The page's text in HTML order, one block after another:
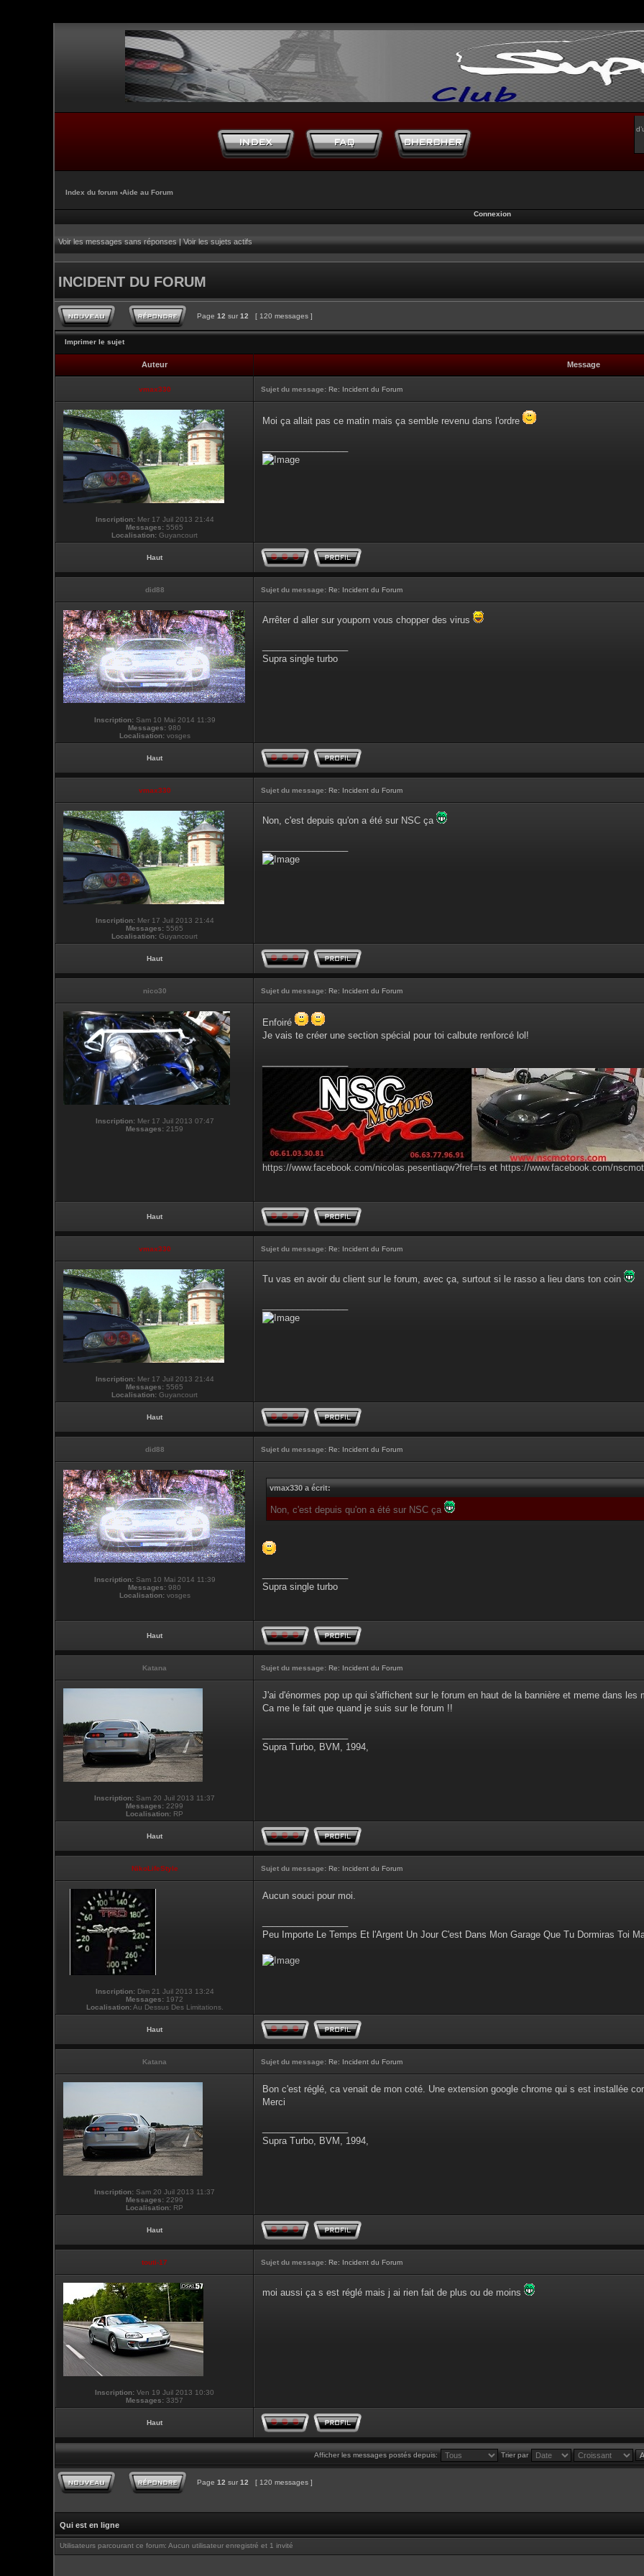
Index du forum ‹Aide au Forum
Connexion
Voir les messages sans réponses|Voir les sujets actifs
INCIDENT DU FORUM
Page 12 sur 12 [ 120 messages ]
Imprimer le sujet
Auteur Message
vmax330 Sujet du message: Re: Incident du Forum
Inscription:Mer 17 Juil 2013 21:44
Messages: 5565
Localisation: Guyancourt
Moi ça allait pas ce matin mais ça semble revenu dans l'ordre
Haut
did88 Sujet du message: Re: Incident du Forum
Inscription:Sam 10 Mai 2014 11:39
Messages: 980
Localisation:vosges
Arrêter d aller sur youporn vous chopper des virus
Supra single turbo
Haut
vmax330 Sujet du message: Re: Incident du Forum
Inscription:Mer 17 Juil 2013 21:44
Messages: 5565
Localisation: Guyancourt
Non, c'est depuis qu'on a été sur NSC ça
Haut
nico30 Sujet du message: Re: Incident du Forum
Inscription:Mer 17 Juil 2013 07:47
Messages: 2159
Enfoiré
Je vais te créer une section spécial pour toi calbute renforcé lol!
https://www.facebook.com/nicolas.pesentiaqw?fref=ts et https://www.facebook.com/
Haut
vmax330 Sujet du message: Re: Incident du Forum
Inscription:Mer 17 Juil 2013 21:44
Messages: 5565
Localisation: Guyancourt
Tu vas en avoir du client sur le forum, avec ça, surtout si le rasso a lieu dans ton coin
Haut
did88 Sujet du message: Re: Incident du Forum
Inscription:Sam 10 Mai 2014 11:39
Messages: 980
Localisation:vosges
vmax330 a écrit:
Non, c'est depuis qu'on a été sur NSC ça
Supra single turbo
Haut
Katana Sujet du message: Re: Incident du Forum
Inscription: Sam 20 Juil 2013 11:37
Messages: 2299
Localisation: RP
J'ai d'énormes pop up qui s'affichent sur le forum en haut de la bannière et meme dans
Ca me le fait que quand je suis sur le forum !!
Supra Turbo, BVM, 1994,
Haut
NikoLifeStyle Sujet du message: Re: Incident du Forum
Inscription:Dim 21 Juil 2013 13:24
Messages: 1972
Localisation:Au Dessus Des Limitations.
Aucun souci pour moi.
Peu Importe Le Temps Et l'Argent Un Jour C'est Dans Mon Garage Que Tu Dormiras Toi
Haut
Katana Sujet du message: Re: Incident du Forum
Inscription: Sam 20 Juil 2013 11:37
Messages: 2299
Localisation: RP
Bon c'est réglé, ca venait de mon coté. Une extension google chrome qui s est installée
Merci
Supra Turbo, BVM, 1994,
Haut
touti-17 Sujet du message: Re: Incident du Forum
Inscription: Ven 19 Juil 2013 10:30
Messages: 3357
moi aussi ça s est réglé mais j ai rien fait de plus ou de moins
Haut
Afficher les messages postés depuis: Trier par
Page 12 sur 12 [ 120 messages ]
Qui est en ligne
Utilisateurs parcourant ce forum: Aucun utilisateur enregistré et 1 invité